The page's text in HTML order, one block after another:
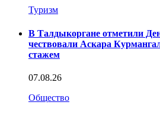
Туризм
В Талдыкоргане отметили
чествовали Аскара
стажем
07.08.26
Общество